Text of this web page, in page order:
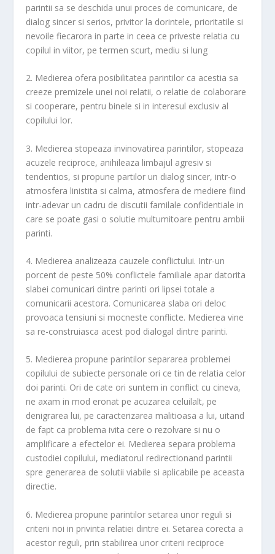
parintii sa se deschida unui proces de comunicare, de
dialog sincer si serios, privitor la dorintele, prioritatile si
nevoile fiecarora in parte in ceea ce priveste relatia cu
copilul in viitor, pe termen scurt, mediu si lung
2. Medierea ofera posibilitatea parintilor ca acestia sa
creeze premizele unei noi relatii, o relatie de colaborare
si cooperare, pentru binele si in interesul exclusiv al
copilului lor.
3. Medierea stopeaza invinovatirea parintilor, stopeaza
acuzele reciproce, anihileaza limbajul agresiv si
tendentios, si propune partilor un dialog sincer, intr-o
atmosfera linistita si calma, atmosfera de mediere fiind
intr-adevar un cadru de discutii familale confidentiale in
care se poate gasi o solutie multumitoare pentru ambii
parinti.
4. Medierea analizeaza cauzele conflictului. Intr-un
porcent de peste 50% conflictele familiale apar datorita
slabei comunicari dintre parinti ori lipsei totale a
comunicarii acestora. Comunicarea slaba ori deloc
provoaca tensiuni si mocneste conflicte. Medierea vine
sa re-construiasca acest pod dialogal dintre parinti.
5. Medierea propune parintilor separarea problemei
copilului de subiecte personale ori ce tin de relatia celor
doi parinti. Ori de cate ori suntem in conflict cu cineva,
ne axam in mod eronat pe acuzarea celuilalt, pe
denigrarea lui, pe caracterizarea malitioasa a lui, uitand
de fapt ca problema ivita cere o rezolvare si nu o
amplificare a efectelor ei. Medierea separa problema
custodiei copilului, mediatorul redirectionand parintii
spre generarea de solutii viabile si aplicabile pe aceasta
directie.
6. Medierea propune parintilor setarea unor reguli si
criterii noi in privinta relatiei dintre ei. Setarea corecta a
acestor reguli, prin stabilirea unor criterii reciproce